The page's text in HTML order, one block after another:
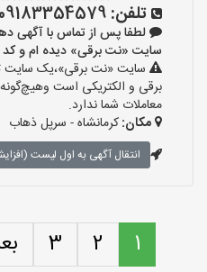
تلفن: 09183354579
لطفا پس از تماس با آگهی
سایت «نت برقی» دیده ام و کد «آگهی-9» را
سایت «نت برقی»،یک سایت
برقی و الکتریکی است
معاملات شما ندارد.
مکان:کرمانشاه - سرپل ذهاب
انتقال آگهی به اول لیست
1
2
3